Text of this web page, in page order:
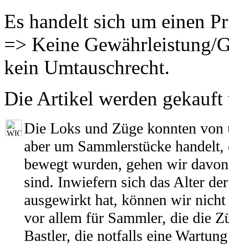
Es handelt sich um einen
=> Keine Gewährleistung/
kein Umtauschrecht.
Die Artikel werden gekauft
Die Loks und Züge konnten
aber um Sammlerstücke
bewegt wurden, gehen wir
sind. Inwiefern sich das Alter
ausgewirkt hat, können wir
vor allem für Sammler, die die
Bastler, die notfalls eine